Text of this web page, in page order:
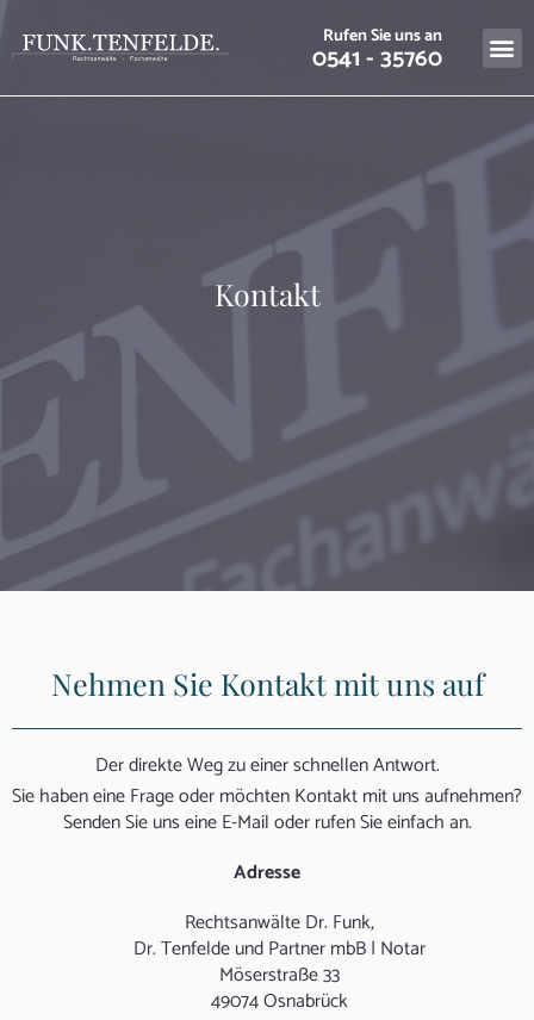
Rufen Sie uns an
0541 - 35760
Kontakt
Nehmen Sie Kontakt mit uns auf
Der direkte Weg zu einer schnellen Antwort.
Sie haben eine Frage oder möchten Kontakt mit uns aufnehmen?
Senden Sie uns eine E-Mail oder rufen Sie einfach an.
Adresse
Rechtsanwälte Dr. Funk,
Dr. Tenfelde und Partner mbB | Notar
Möserstraße 33
49074 Osnabrück